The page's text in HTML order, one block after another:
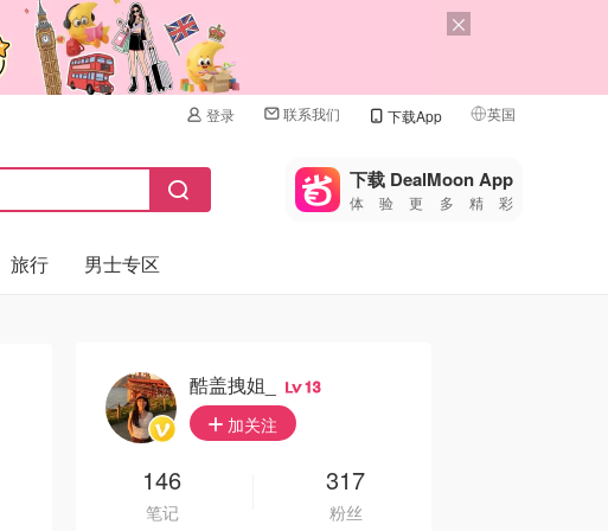
登录 联系我们 下载App 英国
🇺🇸
🇨🇳 中国
🇮🇹
下载 DealMoon App
体验更多精彩
旅行 男士专区
酷盖拽姐_ 13
加关注
146
笔记
317
粉丝